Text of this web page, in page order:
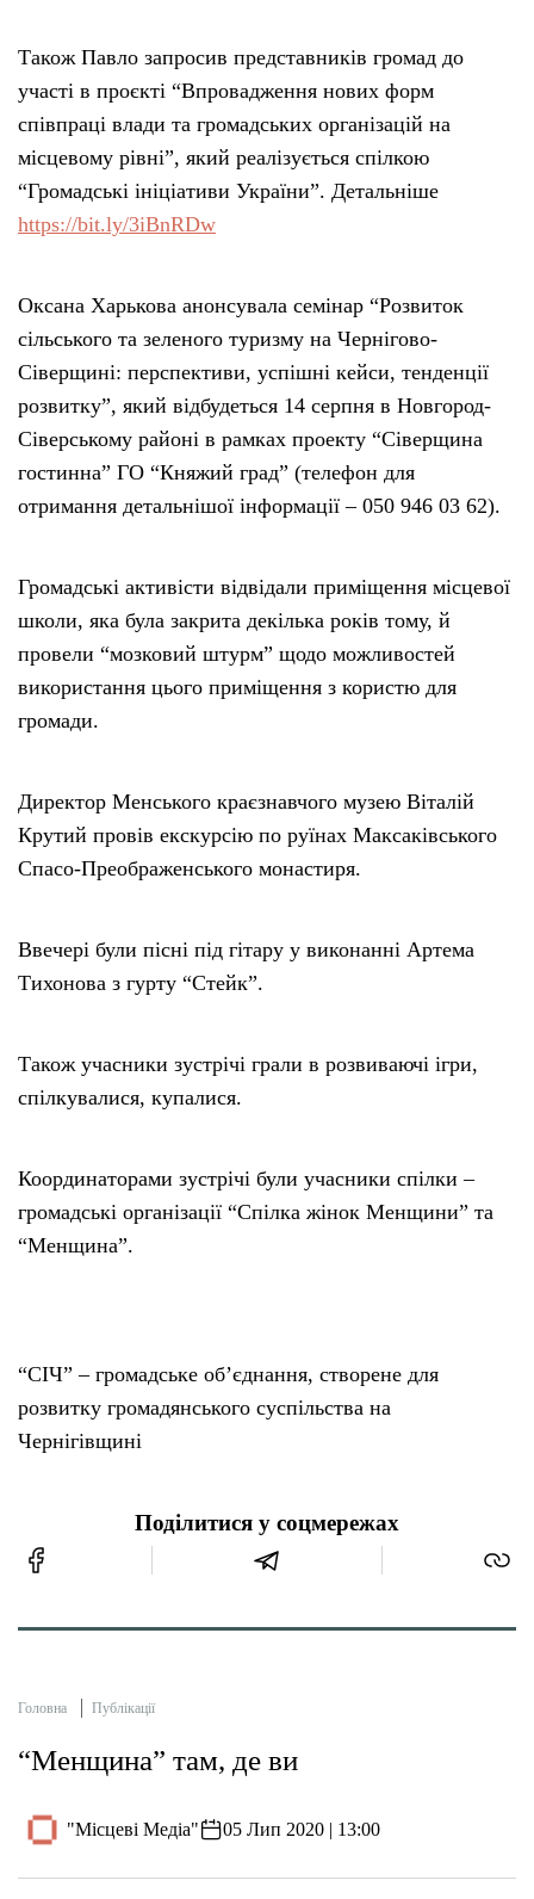
Також Павло запросив представників громад до
участі в проєкті “Впровадження нових форм
співпраці влади та громадських організацій на
місцевому рівні”, який реалізується спілкою
“Громадські ініціативи України”. Детальніше
https://bit.ly/3iBnRDw
Оксана Харькова анонсувала семінар “Розвиток
сільського та зеленого туризму на Чернігово-
Сіверщині: перспективи, успішні кейси, тенденції
розвитку”, який відбудеться 14 серпня в Новгород-
Сіверському районі в рамках проекту “Сіверщина
гостинна” ГО “Княжий град” (телефон для
отримання детальнішої інформації – 050 946 03 62).
Громадські активісти відвідали приміщення місцевої
школи, яка була закрита декілька років тому, й
провели “мозковий штурм” щодо можливостей
використання цього приміщення з користю для
громади.
Директор Менського краєзнавчого музею Віталій
Крутий провів екскурсію по руїнах Максаківського
Спасо-Преображенського монастиря.
Ввечері були пісні під гітару у виконанні Артема
Тихонова з гурту “Стейк”.
Також учасники зустрічі грали в розвиваючі ігри,
спілкувалися, купалися.
Координаторами зустрічі були учасники спілки –
громадські організації “Спілка жінок Менщини” та
“Менщина”.
“СІЧ” – громадське об’єднання, створене для
розвитку громадянського суспільства на
Чернігівщині
Поділитися у соцмережах
Головна Публікації
“Менщина” там, де ви
"Місцеві Медіа" 05 Лип 2020 | 13:00